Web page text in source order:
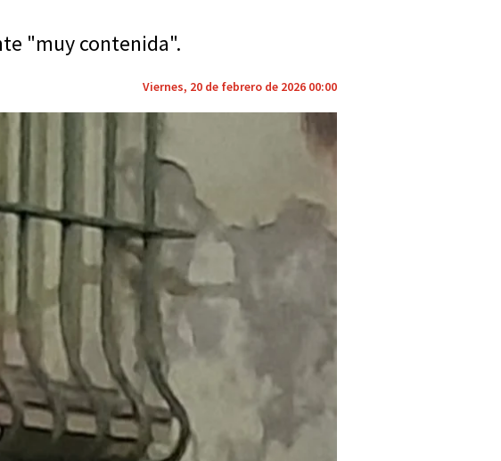
"muy contenida".
Viernes, 20 de febrero de 2026 00:00